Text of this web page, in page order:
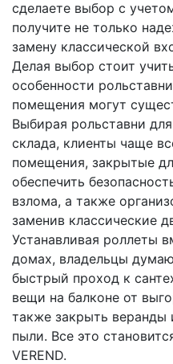
сделаете выбор с
получите не только
замену классической
Делая выбор стоит
особенности
помещения могут
Выбирая рольставни
склада, клиенты чаще
помещения, закрытые
обеспечить
взлома, а также
заменив классические
Устанавливая роллеты
домах, владельцы
быстрый проход к
вещи на балконе от
также закрыть веранды
пыли. Все это
VEREND.